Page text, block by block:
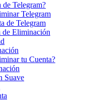
Telegram?
Telegram
de Telegram
de Eliminación
tu Cuenta?
Suave